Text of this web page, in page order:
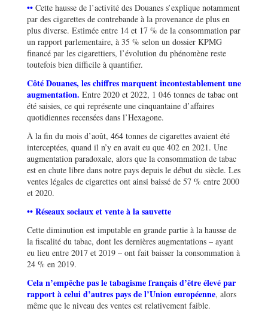
•• Cette hausse de l’activité des Douanes s’explique notamment
par des cigarettes de contrebande à la provenance de plus en
plus diverse. Estimée entre 14 et 17 % de la consommation par
un rapport parlementaire, à 35 % selon un dossier KPMG
financé par les cigarettiers, l’évolution du phénomène reste
toutefois bien difficile à quantifier.
Côté Douanes, les chiffres marquent incontestablement une
augmentation. Entre 2020 et 2022, 1 046 tonnes de tabac ont
été saisies, ce qui représente une cinquantaine d’affaires
quotidiennes recensées dans l’Hexagone.
À la fin du mois d’août, 464 tonnes de cigarettes avaient été
interceptées, quand il n’y en avait eu que 402 en 2021. Une
augmentation paradoxale, alors que la consommation de tabac
est en chute libre dans notre pays depuis le début du siècle. Les
ventes légales de cigarettes ont ainsi baissé de 57 % entre 2000
et 2020.
••Réseaux sociaux et vente à la sauvette
Cette diminution est imputable en grande partie à la hausse de
la fiscalité du tabac, dont les dernières augmentations – ayant
eu lieu entre 2017 et 2019 – ont fait baisser la consommation à
24 % en 2019.
Cela n’empêche pas le tabagisme français d’être élevé par
rapport à celui d’autres pays de l’Union européenne, alors
même que le niveau des ventes est relativement faible.